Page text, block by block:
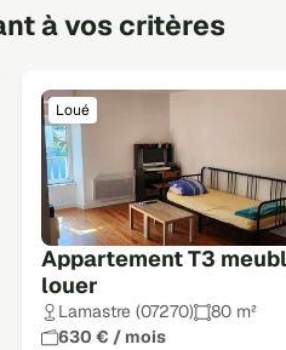
à vos critères
Appartement T3
louer
Loué
Lamastre (07270)
80 m²
630 € / mois